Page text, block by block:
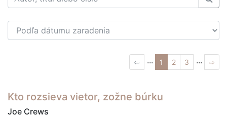
⇦ ... 1 2 3 ... ⇨
Kto rozsieva vietor, zožne búrku
Joe Crews